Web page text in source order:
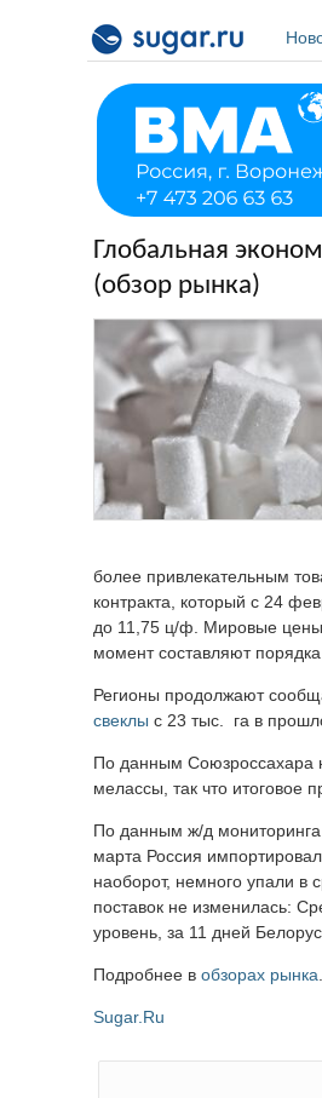
Глобальная
(обзор рынка)
более привлекательным
контракта, который с 24
до 11,75 ц/ф. Мировые цены
момент составляют порядка
Регионы продолжают
свеклы с 23 тыс. га в
По данным Союзроссахара
мелассы, так что итоговое
По данным ж/д
марта Россия
наоборот, немного упали в
поставок не изменилась:
уровень, за 11 дней
Подробнее в обзорах рынка
Sugar.Ru